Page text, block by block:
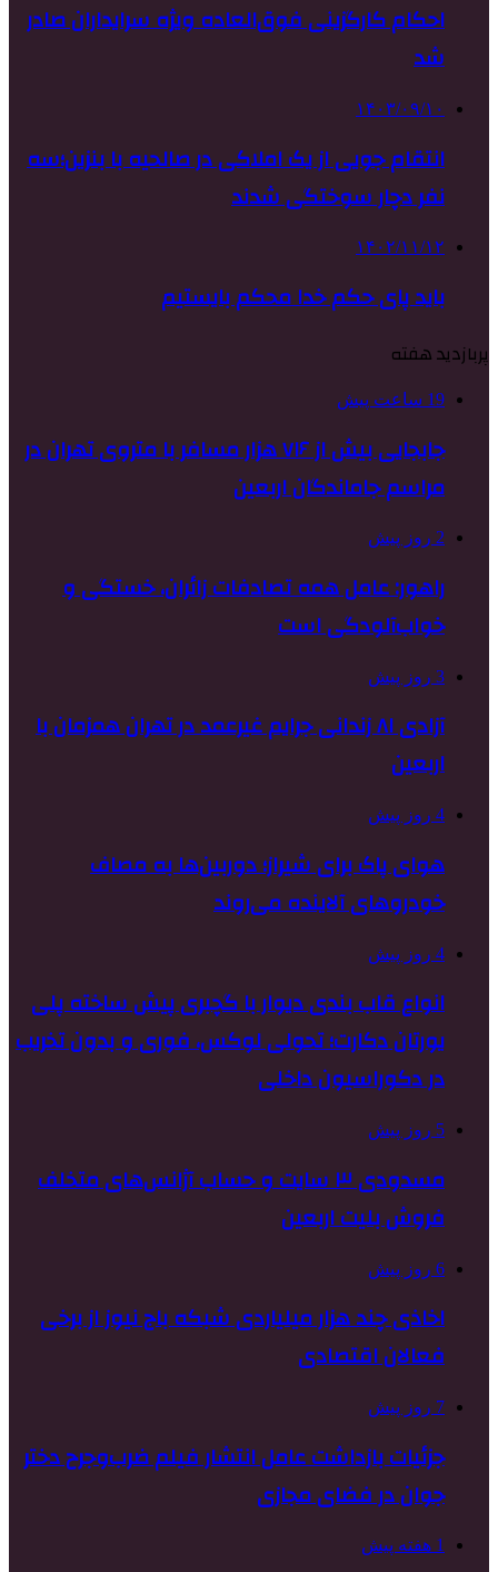
احکام کارگزینی فوق‌العاده ویژه سرایداران صادر
شد
۱۴۰۳/۰۹/۱۰
انتقام جویی از یک املاکی در صالحیه با بنزین؛سه
نفر دچار سوختگی شدند
۱۴۰۲/۱۱/۱۲
باید پای حکم خدا محکم بایستیم
پربازدید هفته
19 ساعت پیش
جابجایی بیش از ۷۱۶ هزار مسافر با متروی تهران در
مراسم جاماندگان اربعین
2 روز پیش
راهور: عامل همه تصادفات زائران، خستگی و
خواب‌آلودگی است
3 روز پیش
آزادی ۸۱ زندانی جرایم غیرعمد در تهران همزمان با
اربعین
4 روز پیش
هوای پاک برای شیراز؛ دوربین‌ها به مصاف
خودروهای آلاینده می‌روند
4 روز پیش
انواع قاب بندی دیوار با گچبری پیش ساخته پلی
یورتان دکارت؛ تحولی لوکس، فوری و بدون تخریب
در دکوراسیون داخلی
5 روز پیش
مسدودی ۳ سایت و حساب آژانس‌های متخلف
فروش بلیت اربعین
6 روز پیش
اخاذی چند هزار میلیاردی شبکه باج نیوز از برخی
فعالان اقتصادی
7 روز پیش
جزئیات بازداشت عامل انتشار فیلم ضرب‌وجرح دختر
جوان در فضای مجازی
1 هفته پیش